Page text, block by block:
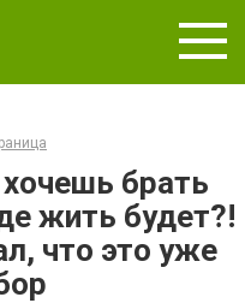
брать
жить будет?!
что это уже